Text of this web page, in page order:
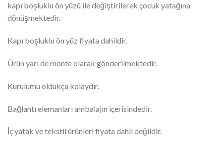
kapı boşluklu ön yüzü ile değiştirilerek çocuk yatağına
dönüşmektedir.
Kapı boşluklu ön yüz fiyata dahildir.
Ürün yarı de monte olarak gönderilmektedir.
Kurulumu oldukça kolaydır.
Bağlantı elemanları ambalajın içerisindedir.
İç yatak ve tekstil ürünleri fiyata dahil değildir.